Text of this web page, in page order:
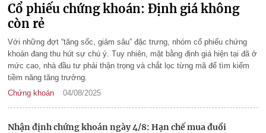
Cổ phiếu chứng khoán: Định giá không
còn rẻ
Với những đợt “tăng sốc, giảm sâu” đặc trưng, nhóm cổ phiếu chứng
khoán đang thu hút sự chú ý. Tuy nhiên, mặt bằng định giá hiện tại đã ở
mức cao, nhà đầu tư phải thận trọng và chắt lọc từng mã để tìm kiếm
tiềm năng tăng trưởng.
Chứng khoán
04/08/2025
Nhận định chứng khoán ngày 4/8: Hạn chế mua đuổi